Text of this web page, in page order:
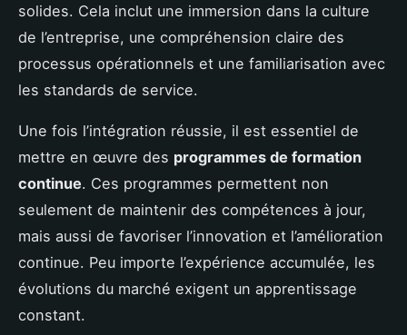
solides. Cela inclut une immersion dans la culture
de l’entreprise, une compréhension claire des
processus opérationnels et une familiarisation avec
les standards de service.
Une fois l’intégration réussie, il est essentiel de
mettre en œuvre des programmes de formation
continue. Ces programmes permettent non
seulement de maintenir des compétences à jour,
mais aussi de favoriser l’innovation et l’amélioration
continue. Peu importe l’expérience accumulée, les
évolutions du marché exigent un apprentissage
constant.